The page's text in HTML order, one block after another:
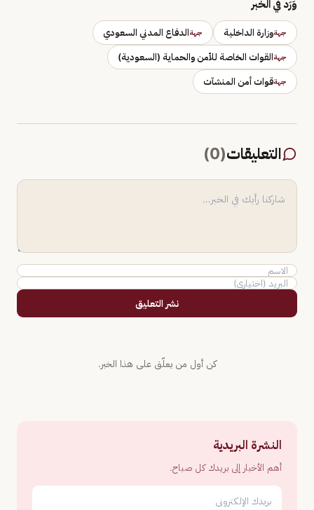
وَرَد في الخبر
جهةوزارة الداخلية جهةالدفاع المدني السعودي
جهةالقوات الخاصة للأمن والحماية (السعودية)
جهةقوات أمن المنشآت
التعليقات(
0
)
نشر التعليق
كن أول من يعلّق على هذا الخبر.
النشرة البريدية
أهم الأخبار إلى بريدك كل صباح.